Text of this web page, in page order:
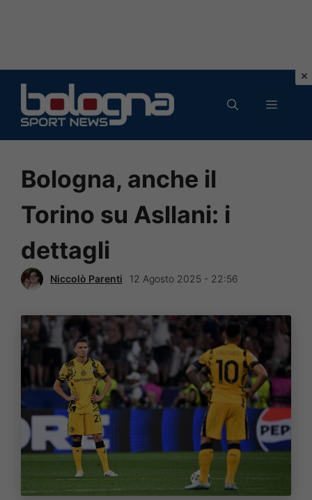
contenuto
MENU
Bologna, anche il
Torino su Asllani: i
dettagli
Niccolò Parenti 12 Agosto 2025 - 22:56